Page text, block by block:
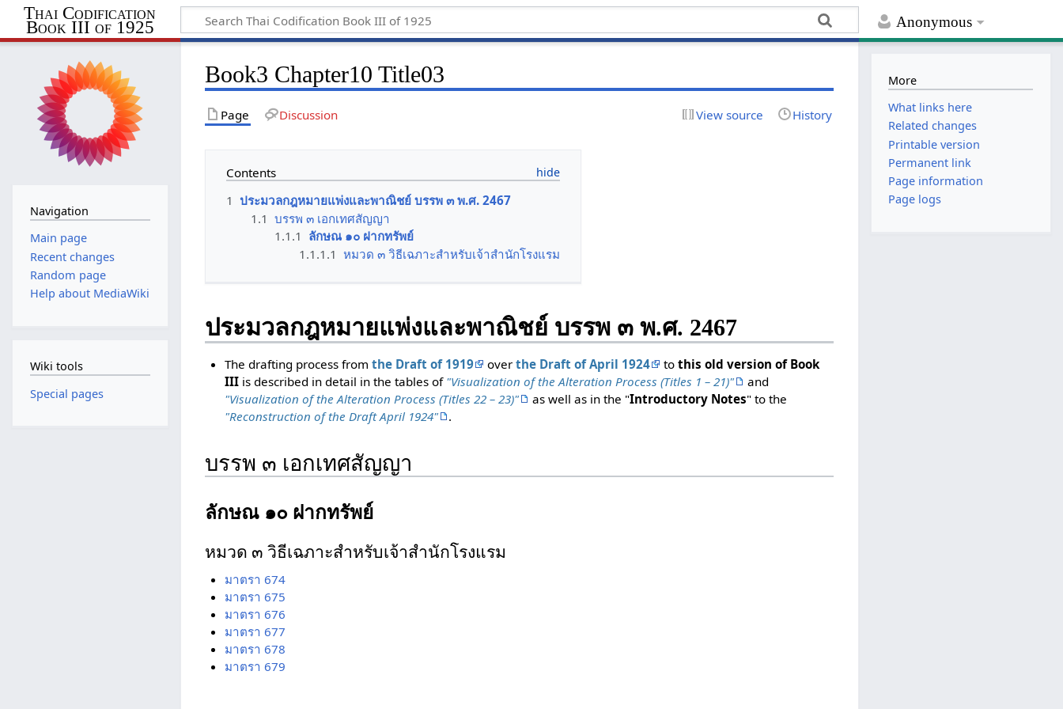
Anonymous
Thai Codification
Book III of 1925
Book3 Chapter10 Title03
Page Discussion View source History
Contents
1 ประมวลกฎหมายแพ่งและพาณิชย์ บรรพ ๓ พ.ศ. 2467
1.1 บรรพ ๓ เอกเทศสัญญา
1.1.1 ลักษณ ๑๐ ฝากทรัพย์
1.1.1.1 หมวด ๓ วิธีเฉภาะสำหรับเจ้าสำนักโรงแรม
ประมวลกฎหมายแพ่งและพาณิชย์ บรรพ ๓ พ.ศ. 2467
The drafting process from the Draft of 1919 over the Draft of April 1924 to this old version of Book
IIIis described in detail in the tables of "Visualization of the Alteration Process (Titles 1 – 21)"
and
"Visualization of the Alteration Process (Titles 22 – 23)"
as well as in the "Introductory Notes" to the
"Reconstruction of the Draft April 1924"
.
บรรพ ๓ เอกเทศสัญญา
ลักษณ ๑๐ ฝากทรัพย์
หมวด ๓ วิธีเฉภาะสำหรับเจ้าสำนักโรงแรม
มาตรา 674
มาตรา 675
มาตรา 676
มาตรา 677
มาตรา 678
มาตรา 679
Navigation
Main page
Recent changes
Random page
Help about MediaWiki
Wiki tools
Special pages
More
What links here
Related changes
Printable version
Permanent link
Page information
Page logs